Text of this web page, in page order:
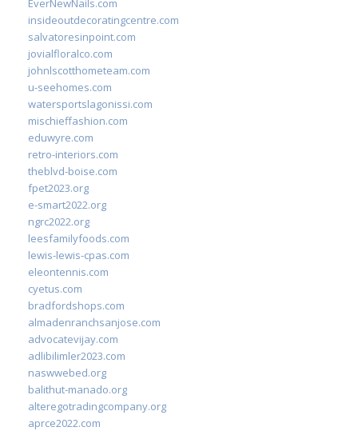
EverNewNails.com
insideoutdecoratingcentre.com
salvatoresinpoint.com
jovialfloralco.com
johnlscotthometeam.com
u-seehomes.com
watersportslagonissi.com
mischieffashion.com
eduwyre.com
retro-interiors.com
theblvd-boise.com
fpet2023.org
e-smart2022.org
ngrc2022.org
leesfamilyfoods.com
lewis-lewis-cpas.com
eleontennis.com
cyetus.com
bradfordshops.com
almadenranchsanjose.com
advocatevijay.com
adlibilimler2023.com
naswwebed.org
balithut-manado.org
alteregotradingcompany.org
aprce2022.com